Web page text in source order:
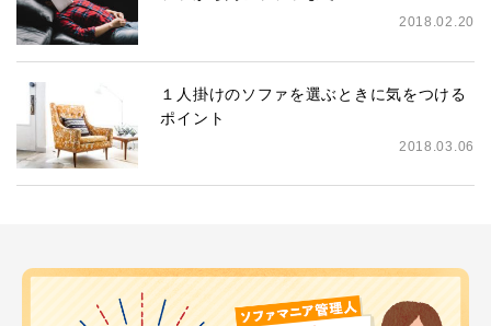
2018.02.20
１人掛けのソファを選ぶときに気をつける
ポイント
2018.03.06